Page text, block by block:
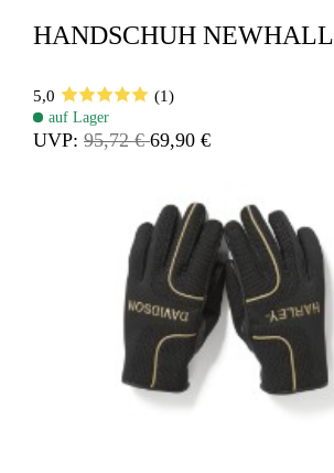
HANDSCHUH NEWHALL
5,0
(1)
auf Lager
UVP:95,72 € 69,90 €